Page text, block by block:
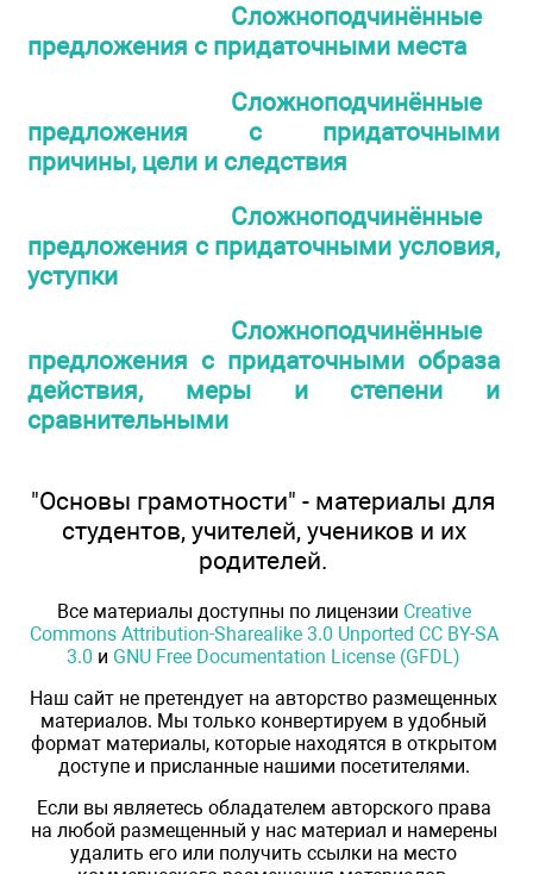
Сложноподчинённые
предложения с придаточными места
Сложноподчинённые
предложения с придаточными
причины, цели и следствия
Сложноподчинённые
предложения с придаточными условия,
уступки
Сложноподчинённые
предложения с придаточными образа
действия, меры и степени и
сравнительными
"Основы грамотности" - материалы для
студентов, учителей, учеников и их
родителей.
Все материалы доступны по лицензии Creative
Commons Attribution-Sharealike 3.0 Unported CC BY-SA
3.0 и GNU Free Documentation License (GFDL)
Наш сайт не претендует на авторство размещенных
материалов. Мы только конвертируем в удобный
формат материалы, которые находятся в открытом
доступе и присланные нашими посетителями.
Если вы являетесь обладателем авторского права
на любой размещенный у нас материал и намерены
удалить его или получить ссылки на место